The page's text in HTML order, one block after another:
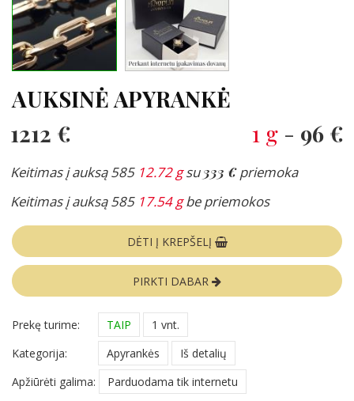
AUKSINĖ APYRANKĖ
1212 €
1 g - 96 €
Keitimas į auksą 585 12.72 gsu333 €priemoka
Keitimas į auksą 585 17.54 gbe priemokos
DĖTI Į KREPŠELĮ
PIRKTI DABAR
Prekę turime: TAIP
1 vnt.
Kategorija:
Apyrankės
Iš detalių
Apžiūrėti galima:
Parduodama tik internetu